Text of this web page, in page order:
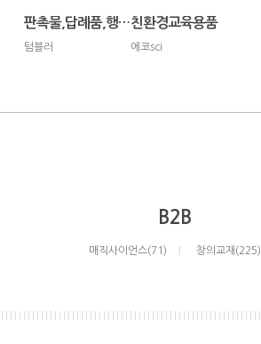
판촉물,답례품,행사용품
텀블러
친환경교육용품
에코sci
B2B
매직사이언스(71) 창의교재(225)